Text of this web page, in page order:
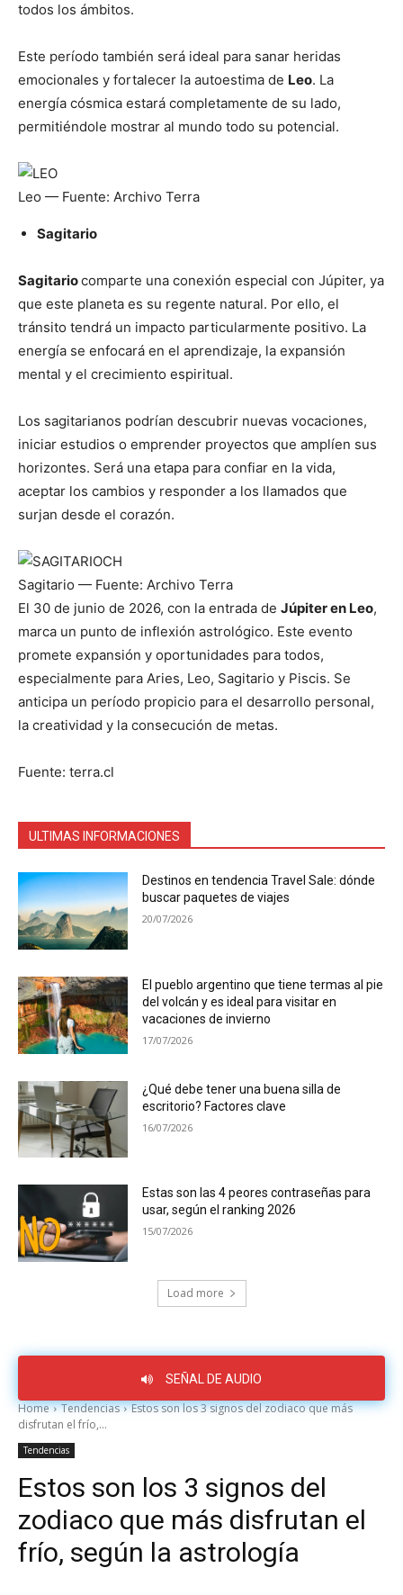
todos los ámbitos.
Este período también será ideal para sanar heridas
emocionales y fortalecer la autoestima de Leo. La
energía cósmica estará completamente de su lado,
permitiéndole mostrar al mundo todo su potencial.
Leo — Fuente: Archivo Terra
Sagitario
Sagitariocomparte una conexión especial con Júpiter, ya
que este planeta es su regente natural. Por ello, el
tránsito tendrá un impacto particularmente positivo. La
energía se enfocará en el aprendizaje, la expansión
mental y el crecimiento espiritual.
Los sagitarianos podrían descubrir nuevas vocaciones,
iniciar estudios o emprender proyectos que amplíen sus
horizontes. Será una etapa para confiar en la vida,
aceptar los cambios y responder a los llamados que
surjan desde el corazón.
Sagitario — Fuente: Archivo Terra
El 30 de junio de 2026, con la entrada de Júpiter en Leo,
marca un punto de inflexión astrológico. Este evento
promete expansión y oportunidades para todos,
especialmente para Aries, Leo, Sagitario y Piscis. Se
anticipa un período propicio para el desarrollo personal,
la creatividad y la consecución de metas.
Fuente: terra.cl
ULTIMAS INFORMACIONES
Destinos en tendencia Travel Sale: dónde
buscar paquetes de viajes
20/07/2026
El pueblo argentino que tiene termas al pie
del volcán y es ideal para visitar en
vacaciones de invierno
17/07/2026
¿Qué debe tener una buena silla de
escritorio? Factores clave
16/07/2026
Estas son las 4 peores contraseñas para
usar, según el ranking 2026
15/07/2026
Load more